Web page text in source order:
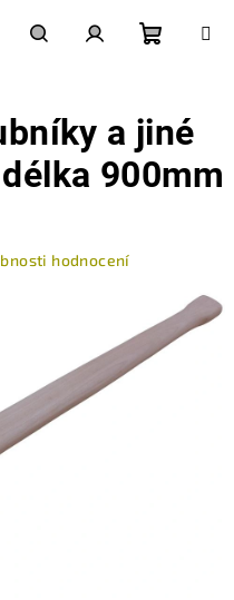
košík
a jiné
900mm
hodnocení